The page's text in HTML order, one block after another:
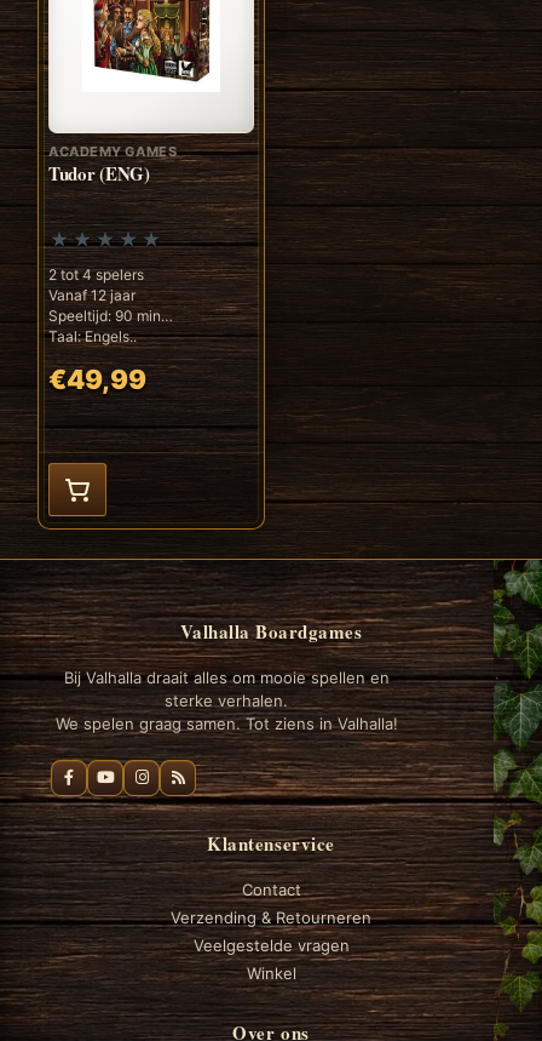
ACADEMY GAMES
Tudor (ENG)
2 tot 4 spelers
Vanaf 12 jaar
Speeltijd: 90 min
Taal: Engels..
€49,99
Valhalla Boardgames
Bij Valhalla draait alles om mooie spellen en
sterke verhalen.
We spelen graag samen. Tot ziens in Valhalla!
Klantenservice
Contact
Verzending & Retourneren
Veelgestelde vragen
Winkel
Over ons